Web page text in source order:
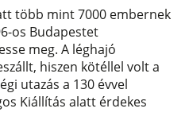
több mint 7000 embernek
os Budapestet
meg. A léghajó
hiszen kötéllel volt a
utazás a 130 évvel
Kiállítás alatt érdekes